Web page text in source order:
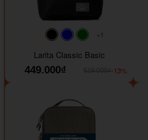
#faf0e6
#000000#0000FF#008000
+1
Larita Classic Basic
449.000₫
-13%